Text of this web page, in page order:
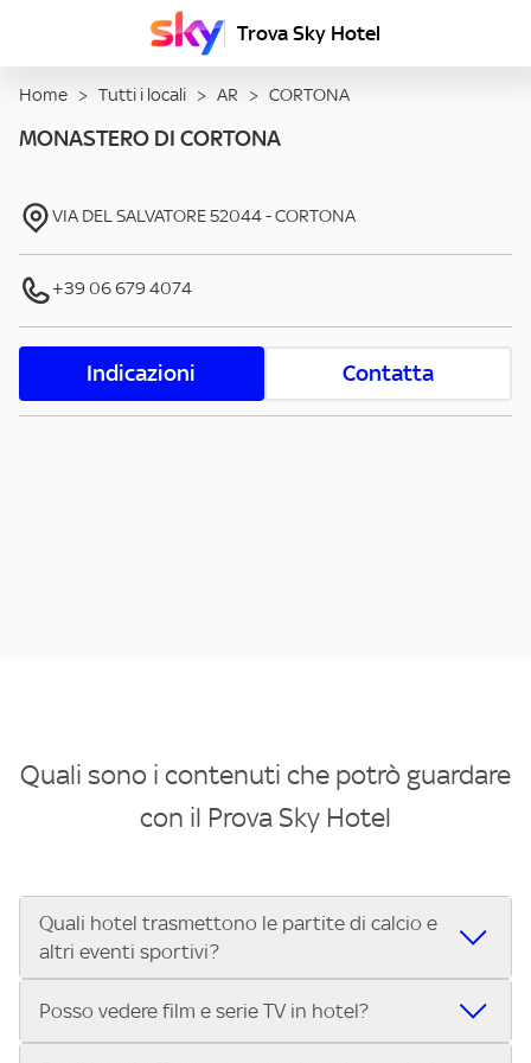
Trova Sky Hotel
Home > Tutti i locali > AR > CORTONA
MONASTERO DI CORTONA
VIA DEL SALVATORE52044-CORTONA
+39 06 679 4074
Indicazioni Contatta
Quali sono i contenuti che potrò guardare
con il Prova Sky Hotel
Quali hotel trasmettono le partite di calcio e
altri eventi sportivi?
Se cerchi un hotel dove poter vedere le partite di Serie A,
Posso vedere film e serie TV in hotel?